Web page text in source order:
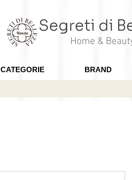
Segreti di
Home &
CATEGORIE BRAND